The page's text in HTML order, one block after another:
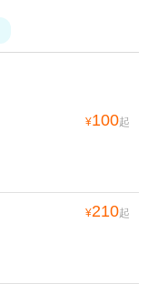
¥100起
¥210起